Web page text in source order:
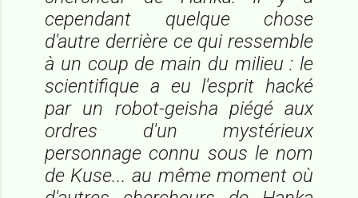
cependant quelque chose
d'autre derrière ce qui ressemble
à un coup de main du milieu : le
scientifique a eu l'esprit hacké
par un robot-geisha piégé aux
ordres d'un mystérieux
personnage connu sous le nom
de Kuse... au même moment où